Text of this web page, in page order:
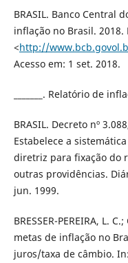
BRASIL. Banco Central
inflação no Brasil. 2018.
<http://
Acesso em: 1 set. 2018.
_______. Relatório de
BRASIL. Decreto nº
Estabelece a
diretriz para fixação do
outras providências.
jun. 1999.
BRESSER-PEREIRA, L.
metas de inflação no
juros/taxa de câmbio. In: